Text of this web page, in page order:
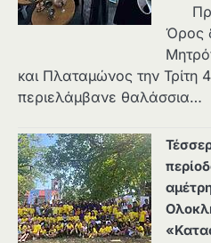
Όρος
και Πλαταμώνος την Τρίτη
περιελάμβανε θαλάσσια…